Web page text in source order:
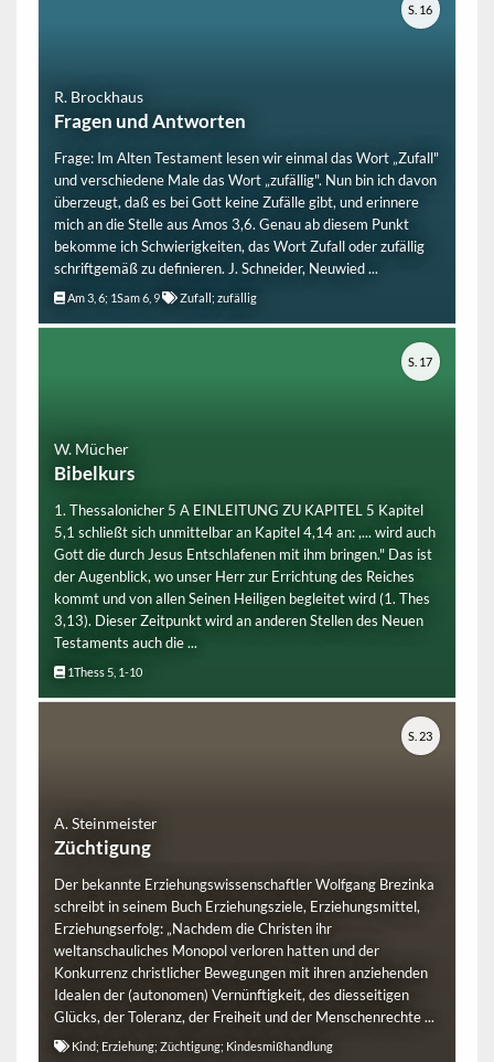
R. Brockhaus
Fragen und Antworten
Frage: Im Alten Testament lesen wir einmal das Wort „Zufall"
und verschiedene Male das Wort „zufällig". Nun bin ich davon
überzeugt, daß es bei Gott keine Zufälle gibt, und erinnere
mich an die Stelle aus Amos 3,6. Genau ab diesem Punkt
bekomme ich Schwierigkeiten, das Wort Zufall oder zufällig
schriftgemäß zu definieren. J. Schneider, Neuwied ...
Am 3, 6; 1Sam 6, 9 Zufall; zufällig
S. 16
W. Mücher
Bibelkurs
1. Thessalonicher 5 A EINLEITUNG ZU KAPITEL 5 Kapitel
5,1 schließt sich unmittelbar an Kapitel 4,14 an: ,... wird auch
Gott die durch Jesus Entschlafenen mit ihm bringen." Das ist
der Augenblick, wo unser Herr zur Errichtung des Reiches
kommt und von allen Seinen Heiligen begleitet wird (1. Thes
3,13). Dieser Zeitpunkt wird an anderen Stellen des Neuen
Testaments auch die ...
1Thess 5, 1-10
S. 17
A. Steinmeister
Züchtigung
Der bekannte Erziehungswissenschaftler Wolfgang Brezinka
schreibt in seinem Buch Erziehungsziele, Erziehungsmittel,
Erziehungserfolg: „Nachdem die Christen ihr
weltanschauliches Monopol verloren hatten und der
Konkurrenz christlicher Bewegungen mit ihren anziehenden
Idealen der (autonomen) Vernünftigkeit, des diesseitigen
Glücks, der Toleranz, der Freiheit und der Menschenrechte ...
Kind; Erziehung; Züchtigung; Kindesmißhandlung
S. 23